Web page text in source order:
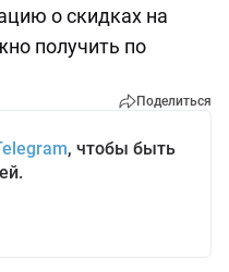
о скидках на
получить по
Поделиться
, чтобы быть